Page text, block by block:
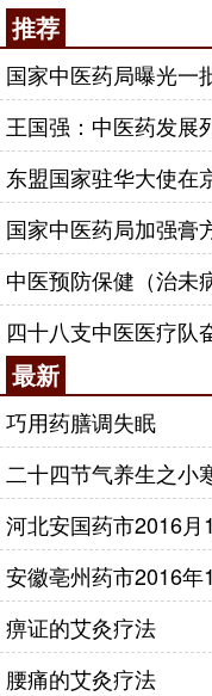
推荐
国家中医药局曝光一
王国强：中医药发展
东盟国家驻华大使在
国家中医药局加强膏
四十八支中医医疗队
最新
巧用药膳调失眠
二十四节气养生之小
河北安国药市2016月
安徽亳州药市2016年
痹证的艾灸疗法
腰痛的艾灸疗法